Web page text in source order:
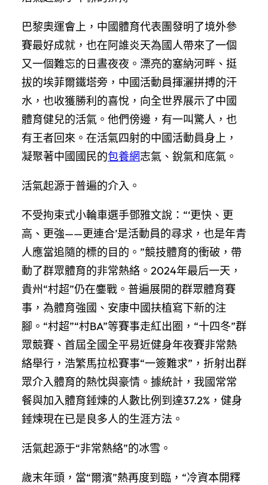
巴黎奧運會上，中國體育代表團發明了境外參
賽最好成就，也在阿誰炎天為國人帶來了一個
又一個難忘的日晝夜夜。漂亮的塞納河畔、挺
拔的埃菲爾鐵塔旁，中國活動員揮灑拼搏的汗
水，也收獲勝利的喜悅，向全世界展示了中國
體育健兒的活氣。他們傍邊，有一叫驚人，也
有王者回來。在活氣四射的中國活動員身上，
凝聚著中國國民的包養網志氣、銳氣和底氣。
活氣起源于普遍的介入。
不受拘束式小輪車選手鄧雅文說：“‘更快、更
高、更強——更連合’是活動員的尋求，也是年青
人應當追隨的標的目的。”競技體育的衝破，帶
動了群眾體育的非常熱絡。2024年最后一天，
貴州“村超”仍在鏖戰。普遍展開的群眾體育賽
事，為體育強國、安康中國扶植寫下新的注
腳。“村超”“村BA”等賽事走紅出圈，“十四冬”群
眾競賽、首屆全國全平易近健身年夜賽非常熱
絡舉行，浩繁馬拉松賽事“一簽難求”，折射出群
眾介入體育的熱忱與豪情。據統計，我國常常
餐與加入體育錘煉的人數比例到達37.2%，健身
錘煉現在已是良多人的生涯方法。
活氣起源于“非常熱絡”的冰雪。
歲末年頭，當“爾濱”熱再度到臨，“冷資本開釋